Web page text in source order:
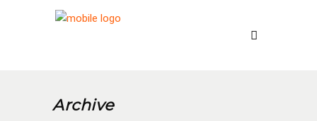
Archive